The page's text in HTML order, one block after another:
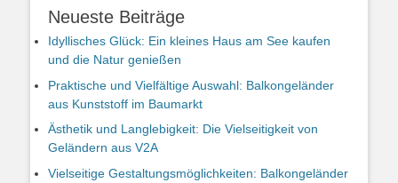
Neueste Beiträge
Idyllisches Glück: Ein kleines Haus am See kaufen
und die Natur genießen
Praktische und Vielfältige Auswahl: Balkongeländer
aus Kunststoff im Baumarkt
Ästhetik und Langlebigkeit: Die Vielseitigkeit von
Geländern aus V2A
Vielseitige Gestaltungsmöglichkeiten: Balkongeländer